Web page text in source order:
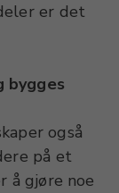
er det
bygges
også
på et
å gjøre noe